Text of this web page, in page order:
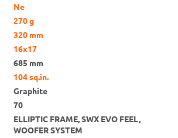
Ne
270 g
320 mm
16x17
685 mm
104 sq.in.
Graphite
70
ELLIPTIC FRAME, SWX EVO FEEL,
WOOFER SYSTEM